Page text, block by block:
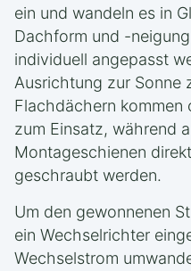
ein und wandeln es in
Dachform und -
individuell angepasst
Ausrichtung zur Sonne
Flachdächern
zum Einsatz, während
Montageschienen
geschraubt werden.
Um den gewonnenen
ein Wechselrichter
Wechselstrom